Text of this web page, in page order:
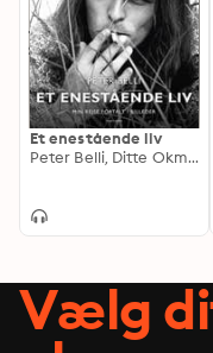
Et enestående liv
Peter Belli, Ditte Okman
Vælg